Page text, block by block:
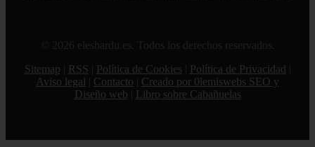
© 2026 elesbardu.es. Todos los derechos reservados.
Sitemap
RSS Política de Cookies Política de Privacidad
Aviso legal
Contacto
Creado por 0lemiswebs SEO y
Diseño web
Libro sobre Cabañuelas